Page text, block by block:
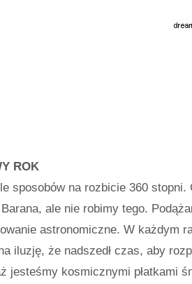
ROK
sposobów na rozbicie 360
ale nie robimy tego.
astronomiczne. W każdym
iluzję, że nadszedł czas, aby
jesteśmy kosmicznymi płatkami